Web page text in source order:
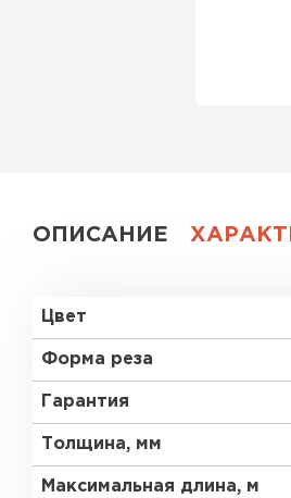
ОПИСАНИЕ
Цвет
Форма реза
Гарантия
Толщина, мм
Максимальная длина, м